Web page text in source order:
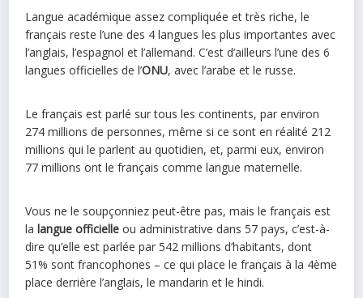
Langue académique assez compliquée et très riche, le
français reste l’une des 4 langues les plus importantes avec
l’anglais, l’espagnol et l’allemand. C’est d’ailleurs l’une des 6
langues officielles de l’ONU, avec l’arabe et le russe.
Le français est parlé sur tous les continents, par environ
274 millions de personnes, même si ce sont en réalité 212
millions qui le parlent au quotidien, et, parmi eux, environ
77 millions ont le français comme langue maternelle.
Vous ne le soupçonniez peut-être pas, mais le français est
la langue officielle ou administrative dans 57 pays, c’est-à-
dire qu’elle est parlée par 542 millions d’habitants, dont
51% sont francophones – ce qui place le français à la 4ème
place derrière l’anglais, le mandarin et le hindi.